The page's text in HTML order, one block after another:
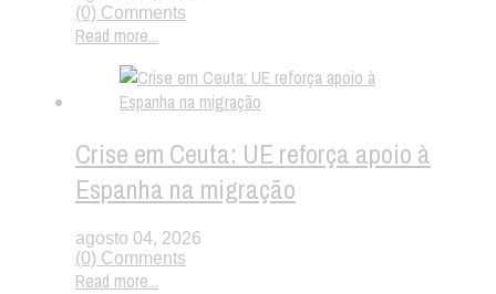
(0) Comments
Read more...
Crise em Ceuta: UE reforça apoio à
Espanha na migração
agosto 04, 2026
(0) Comments
Read more...